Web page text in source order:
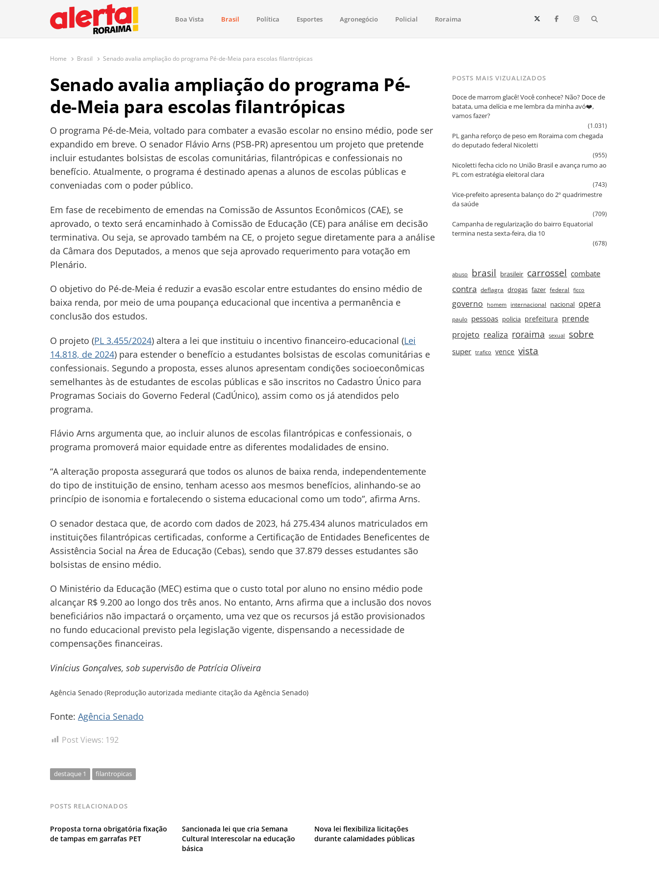
O maior portal de notícias de Roraima
O Alerta Roraima é seu portal de notícias completo sobre política, saúde, esportes, economia e os principais acontecimentos de Boa Vista e todo o estado de Roraima. Fique sempre informado
Boa Vista Brasil Política Esportes Agronegócio Policial Roraima
Home Brasil Senado avalia ampliação do programa Pé-de-Meia para escolas filantrópicas
Senado avalia ampliação do programa Pé-
de-Meia para escolas filantrópicas
O programa Pé-de-Meia, voltado para combater a evasão escolar no ensino médio, pode ser
expandido em breve. O senador Flávio Arns (PSB-PR) apresentou um projeto que pretende
incluir estudantes bolsistas de escolas comunitárias, filantrópicas e confessionais no
benefício. Atualmente, o programa é destinado apenas a alunos de escolas públicas e
conveniadas com o poder público.
Em fase de recebimento de emendas na Comissão de Assuntos Econômicos (CAE), se
aprovado, o texto será encaminhado à Comissão de Educação (CE) para análise em decisão
terminativa. Ou seja, se aprovado também na CE, o projeto segue diretamente para a análise
da Câmara dos Deputados, a menos que seja aprovado requerimento para votação em
Plenário.
O objetivo do Pé-de-Meia é reduzir a evasão escolar entre estudantes do ensino médio de
baixa renda, por meio de uma poupança educacional que incentiva a permanência e
conclusão dos estudos.
O projeto (PL 3.455/2024) altera a lei que instituiu o incentivo financeiro-educacional (Lei
14.818, de 2024) para estender o benefício a estudantes bolsistas de escolas comunitárias e
confessionais. Segundo a proposta, esses alunos apresentam condições socioeconômicas
semelhantes às de estudantes de escolas públicas e são inscritos no Cadastro Único para
Programas Sociais do Governo Federal (CadÚnico), assim como os já atendidos pelo
programa.
Flávio Arns argumenta que, ao incluir alunos de escolas filantrópicas e confessionais, o
programa promoverá maior equidade entre as diferentes modalidades de ensino.
“A alteração proposta assegurará que todos os alunos de baixa renda, independentemente
do tipo de instituição de ensino, tenham acesso aos mesmos benefícios, alinhando-se ao
princípio de isonomia e fortalecendo o sistema educacional como um todo”, afirma Arns.
O senador destaca que, de acordo com dados de 2023, há 275.434 alunos matriculados em
instituições filantrópicas certificadas, conforme a Certificação de Entidades Beneficentes de
Assistência Social na Área de Educação (Cebas), sendo que 37.879 desses estudantes são
bolsistas de ensino médio.
O Ministério da Educação (MEC) estima que o custo total por aluno no ensino médio pode
alcançar R$ 9.200 ao longo dos três anos. No entanto, Arns afirma que a inclusão dos novos
beneficiários não impactará o orçamento, uma vez que os recursos já estão provisionados
no fundo educacional previsto pela legislação vigente, dispensando a necessidade de
compensações financeiras.
Vinícius Gonçalves, sob supervisão de Patrícia Oliveira
Agência Senado (Reprodução autorizada mediante citação da Agência Senado)
Fonte: Agência Senado
Post Views: 192
destaque 1 filantropicas
POSTS RELACIONADOS
Proposta torna obrigatória fixação
de tampas em garrafas PET
Sancionada lei que cria Semana
Cultural Interescolar na educação
básica
Nova lei flexibiliza licitações
durante calamidades públicas
Navegação
POSTS MAIS VIZUALIZADOS
Doce de marrom glacê! Você conhece? Não? Doce de
batata, uma delícia e me lembra da minha avó❤️,
vamos fazer?
(1.031)
PL ganha reforço de peso em Roraima com chegada
do deputado federal Nicoletti
(955)
Nicoletti fecha ciclo no União Brasil e avança rumo ao
PL com estratégia eleitoral clara
(743)
Vice‑prefeito apresenta balanço do 2º quadrimestre
da saúde
(709)
Campanha de regularização do bairro Equatorial
termina nesta sexta‑feira, dia 10
(678)
abuso brasil brasileir carrossel combate
contra deflagra drogas fazer federal ficco
governo homem internacional nacional opera
paulo pessoas policia prefeitura prende
projeto realiza roraima sexual sobre
super trafico vence vista